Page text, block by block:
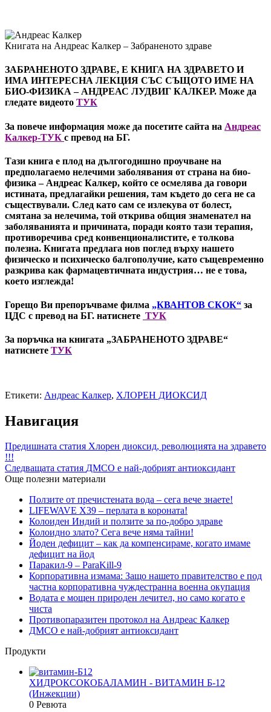
Книгата на Андреас Калкер – Забраненото здраве
ЗАБРАНЕНОТО ЗДРАВЕ, Е КНИГА НА ЗДРАВЕТО И
ИМА ИНТЕРЕСНА ЛЕКЦИЯ СЪС СЪЩОТО ИМЕ НА
БИО-ФИЗИКА – АНДРЕАС ЛУДВИГ КАЛКЕР. Може да
гледате видеото ТУК
За повече информация може да посетите сайта на Андреас
Калкер-ТУК с превод на БГ.
Тази книга е плод на дългогодишно проучване на
предполагаемо нелечими заболявания от страна на био-
физика – Андреас Калкер, който се осмелява да говори
истината, предлагайки решения, там където до сега не са
съществували. След като сам се излекува от болест,
смятана за нелечима, той открива общия знаменател на
заболяванията и причината, поради която тази терапия,
противоречива сред конвенционалистите, е толкова
полезна. Книгата предлага нов поглед върху нашето
физическо и психическо балгополучие, като същевременно
разкрива как фармацевтичната индустрия… не е това,
което изглежда!
Горещо Ви препоръчваме филма „КВАНТОВ СКОК“ за
ЦДС с превод на БГ. натиснете ТУК
За поръчка на книгата „ЗАБРАНЕНОТО ЗДРАВЕ“
натиснете ТУК
Етикети: Андреас Калкер, ХЛОРЕН ДИОКСИД
Навигация
Предишната статия Хлорен диоксид, революцията на здравето
!!!
Следващата статия ДМСО е най-добрият антиоксидант
Още полезни материали
Ползите от пречистената вода – сега вече знаете!
LIFEWAVE Х39 – перлата в короната!
Колоиден Индий и ползите за по-добро здраве
Колоидно злато? Сега вече няма тайни!
Йоден дефицит – как да компенсираме, когато имаме
дефицит на йод
Паракил-9 – ParaKill-9
Корпоративна измама: Защо нашето правителство е под
частна корпоративна чуждестранна военна окупация
Водата е мощен природен лечител, но само когато е
чиста
Противопаразитен протокол на Андреас Калкер
ДМСО е най-добрият антиоксидант
Продукти
ХИДРОКСОКОБАЛАМИН - ВИТАМИН Б-12
(Инжекции)
0 Ревюта